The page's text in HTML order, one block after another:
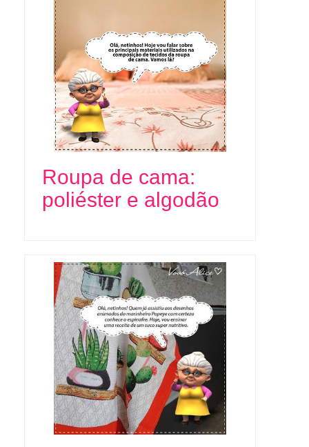
Roupa de cama:
poliéster e algodão